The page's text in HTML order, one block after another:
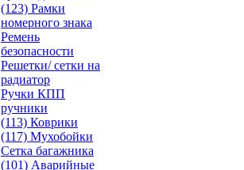
(123) Рамки
номерного знака
Ремень
безопасности
Решетки/ сетки на
радиатор
Ручки КПП
ручники
(113) Коврики
(117) Мухобойки
Сетка багажника
(101) Аварийные